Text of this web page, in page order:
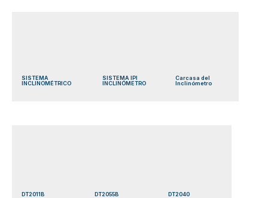
SISTEMA
INCLINOMÉTRICO
SISTEMA IPI
INCLINÓMETRO
Carcasa del
Inclinómetro
DT2011B DT2055B DT2040